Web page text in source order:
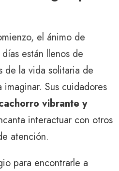
el ánimo de
están llenos de
de la vida solitaria de
Sus cuidadores
vibrante y
interactuar con otros
atención.
para encontrarle a